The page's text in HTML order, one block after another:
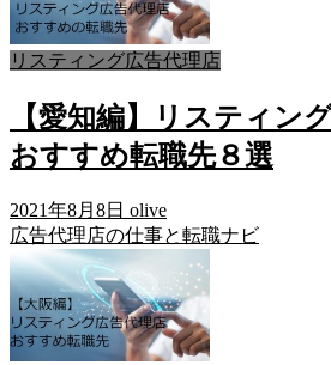
リスティング広告代理店
【愛知編】リスティン
おすすめ転職先８選
2021年8月8日 olive
広告代理店の仕事と転職ナビ